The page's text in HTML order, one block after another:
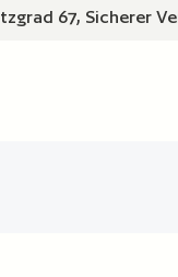
67, Sicherer